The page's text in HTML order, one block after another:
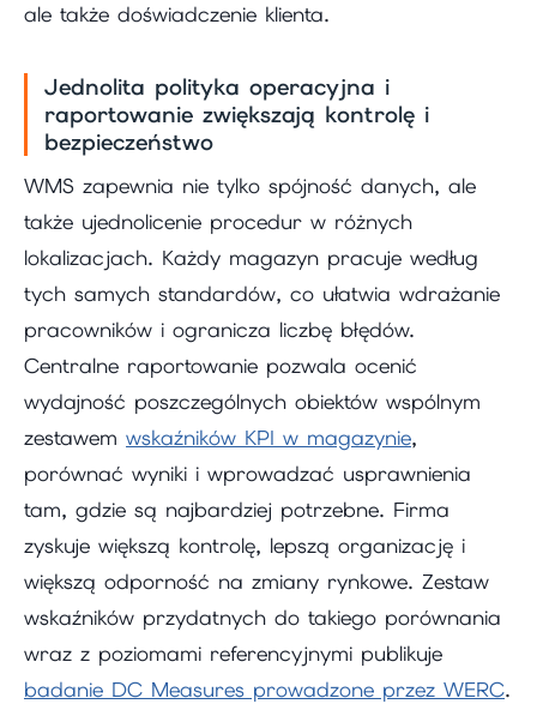
ale także doświadczenie klienta.
Jednolita polityka operacyjna i
raportowanie zwiększają kontrolę i
bezpieczeństwo
WMS zapewnia nie tylko spójność danych, ale
także ujednolicenie procedur w różnych
lokalizacjach. Każdy magazyn pracuje według
tych samych standardów, co ułatwia wdrażanie
pracowników i ogranicza liczbę błędów.
Centralne raportowanie pozwala ocenić
wydajność poszczególnych obiektów wspólnym
zestawem wskaźników KPI w magazynie,
porównać wyniki i wprowadzać usprawnienia
tam, gdzie są najbardziej potrzebne. Firma
zyskuje większą kontrolę, lepszą organizację i
większą odporność na zmiany rynkowe. Zestaw
wskaźników przydatnych do takiego porównania
wraz z poziomami referencyjnymi publikuje
badanie DC Measures prowadzone przez WERC.